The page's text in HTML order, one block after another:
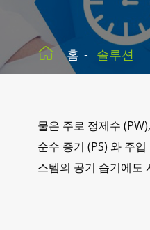
 홈 솔루션
물은 주로 정제수
순수 증기 (PS) 와 주
스템의 공기 습기에도